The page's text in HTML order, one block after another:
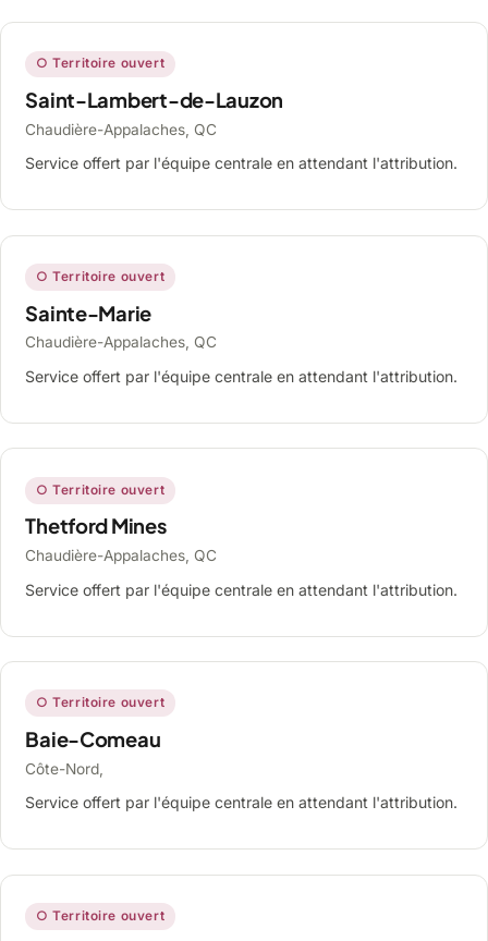
○ Territoire ouvert
Saint-Lambert-de-Lauzon
Chaudière-Appalaches, QC
Service offert par l'équipe centrale en attendant l'attribution.
○ Territoire ouvert
Sainte-Marie
Chaudière-Appalaches, QC
Service offert par l'équipe centrale en attendant l'attribution.
○ Territoire ouvert
Thetford Mines
Chaudière-Appalaches, QC
Service offert par l'équipe centrale en attendant l'attribution.
○ Territoire ouvert
Baie-Comeau
Côte-Nord,
Service offert par l'équipe centrale en attendant l'attribution.
○ Territoire ouvert